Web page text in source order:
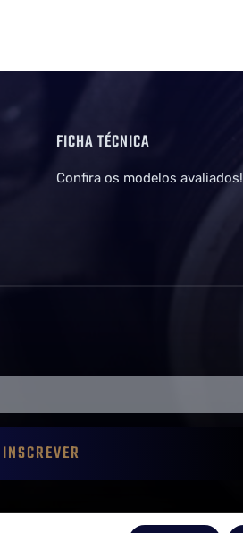
FICHA TÉCNICA
Confira os modelos avaliados!
INSCREVER